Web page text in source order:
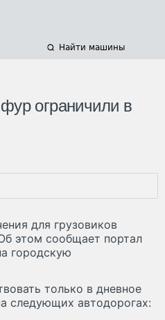
Найти машины
ограничили в
для грузовиков
этом сообщает портал
городскую
только в дневное
следующих автодорогах: